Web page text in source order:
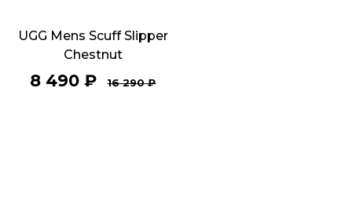
UGG Mens Scuff Slipper
Chestnut
8 490 ₽ 16 290₽